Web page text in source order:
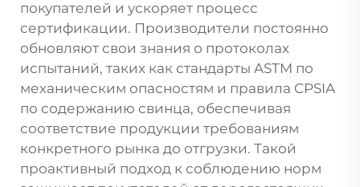
покупателей и ускоряет процесс
сертификации. Производители постоянно
обновляют свои знания о протоколах
испытаний, таких как стандарты ASTM по
механическим опасностям и правила CPSIA
по содержанию свинца, обеспечивая
соответствие продукции требованиям
конкретного рынка до отгрузки. Такой
проактивный подход к соблюдению норм